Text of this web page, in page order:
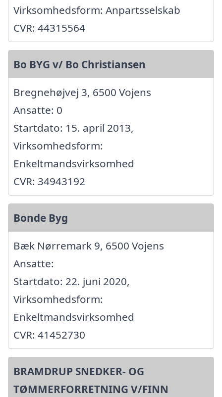
Virksomhedsform: Anpartsselskab
CVR: 44315564
Bo BYG v/ Bo Christiansen
Bregnehøjvej 3, 6500 Vojens
Ansatte: 0
Startdato: 15. april 2013,
Virksomhedsform:
Enkeltmandsvirksomhed
CVR: 34943192
Bonde Byg
Bæk Nørremark 9, 6500 Vojens
Ansatte:
Startdato: 22. juni 2020,
Virksomhedsform:
Enkeltmandsvirksomhed
CVR: 41452730
BRAMDRUP SNEDKER- OG
TØMMERFORRETNING V/FINN